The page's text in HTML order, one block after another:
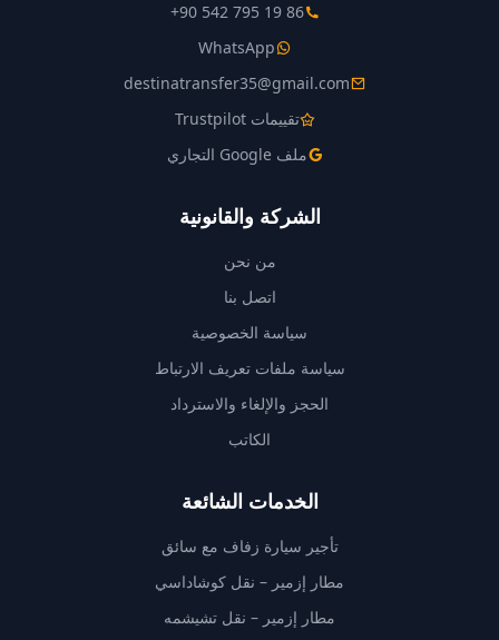
+90 542 795 19 86
WhatsApp
destinatransfer35@gmail.com
تقييمات Trustpilot
ملف Google التجاري
الشركة والقانونية
من نحن
اتصل بنا
سياسة الخصوصية
سياسة ملفات تعريف الارتباط
الحجز والإلغاء والاسترداد
الكاتب
الخدمات الشائعة
تأجير سيارة زفاف مع سائق
مطار إزمير – نقل كوشاداسي
مطار إزمير – نقل تشيشمه